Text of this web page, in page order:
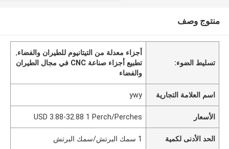
منتوج وصف
تسليط الضوء:
أجزاء معدلة من التيتانيوم للطيران والفضاء,
تطبيع أجزاء صناعة CNC في مجال الطيران
والفضاء
اسم العلامة التجارية ywy
الأسعار USD 3.88-32.88 1 Perch/Perches
الحد الأدنى لكمية 1 سمك البرتش/سمك البرتش